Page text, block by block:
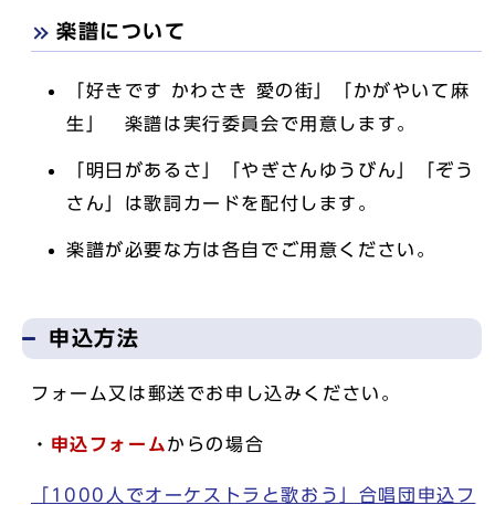
楽譜について
「好きです かわさき 愛の街」「かがやいて麻
生」 楽譜は実行委員会で用意します。
「明日があるさ」「やぎさんゆうびん」「ぞう
さん」は歌詞カードを配付します。
楽譜が必要な方は各自でご用意ください。
申込方法
フォーム又は郵送でお申し込みください。
・ 申込フォーム からの場合
「1000人でオーケストラと歌おう」合唱団申込フ